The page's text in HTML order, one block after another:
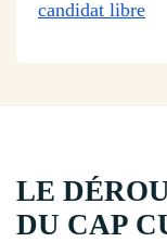
candidat libre
LE
DU CAP